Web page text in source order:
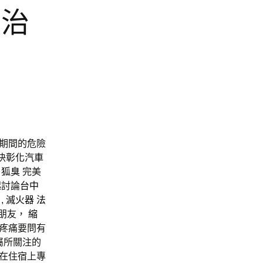
間的危險
彰化汽車
狐臭 完美
論台中
滅火器 法
友， 縮
痛要問有
所關注的
住宿上專